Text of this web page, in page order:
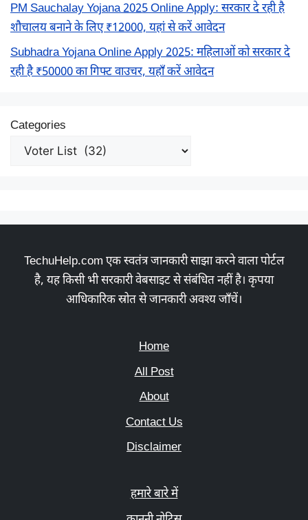
PM Sauchalay Yojana 2025 Online Apply: सरकार दे रही है
शौचालय बनाने के लिए ₹12000, यहां से करें आवेदन
Subhadra Yojana Online Apply 2025: महिलाओं को सरकार दे
रही है ₹50000 का गिफ्ट वाउचर, यहाँ करें आवेदन
Categories
TechuHelp.com एक स्वतंत्र जानकारी साझा करने वाला पोर्टल
है, यह किसी भी सरकारी वेबसाइट से संबंधित नहीं है। कृपया
आधिकारिक स्रोत से जानकारी अवश्य जाँचें।
Home
All Post
About
Contact Us
Disclaimer
हमारे बारे में